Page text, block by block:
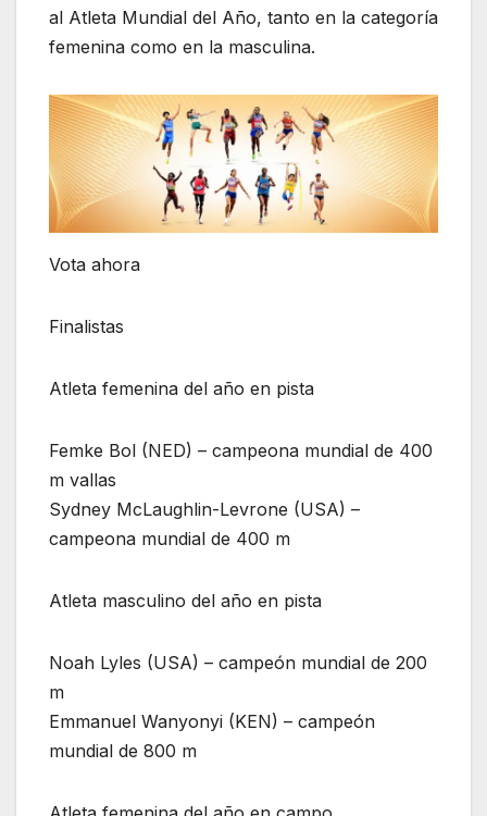
al Atleta Mundial del Año, tanto en la categoría
femenina como en la masculina.
Vota ahora
Finalistas
Atleta femenina del año en pista
Femke Bol (NED) – campeona mundial de 400
m vallas
Sydney McLaughlin-Levrone (USA) –
campeona mundial de 400 m
Atleta masculino del año en pista
Noah Lyles (USA) – campeón mundial de 200
m
Emmanuel Wanyonyi (KEN) – campeón
mundial de 800 m